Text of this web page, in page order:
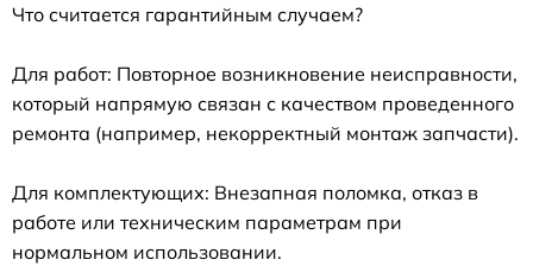
Что считается гарантийным случаем?
Для работ: Повторное возникновение неисправности,
который напрямую связан с качеством проведенного
ремонта (например, некорректный монтаж запчасти).
Для комплектующих: Внезапная поломка, отказ в
работе или техническим параметрам при
нормальном использовании.